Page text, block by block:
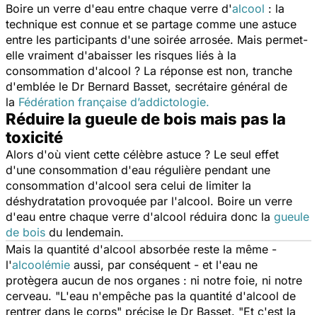
Boire un verre d'eau entre chaque verre d'alcool : la
technique est connue et se partage comme une astuce
entre les participants d'une soirée arrosée. Mais permet-
elle vraiment d'abaisser les risques liés à la
consommation d'alcool ? La réponse est non, tranche
d'emblée le Dr Bernard Basset, secrétaire général de
la Fédération française d’addictologie.
Réduire la gueule de bois mais pas la
toxicité
Alors d'où vient cette célèbre astuce ? Le seul effet
d'une consommation d'eau régulière pendant une
consommation d'alcool sera celui de limiter la
déshydratation provoquée par l'alcool. Boire un verre
d'eau entre chaque verre d'alcool réduira donc la gueule
de bois du lendemain.
Mais la quantité d'alcool absorbée reste la même -
l'alcoolémie aussi, par conséquent - et l'eau ne
protègera aucun de nos organes : ni notre foie, ni notre
cerveau. "L'eau n'empêche pas la quantité d'alcool de
rentrer dans le corps" précise le Dr Basset. "Et c'est la